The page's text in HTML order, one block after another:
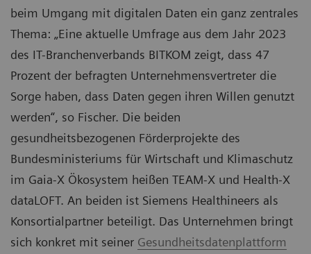
beim Umgang mit digitalen Daten ein ganz zentrales
Thema: „Eine aktuelle Umfrage aus dem Jahr 2023
des IT-Branchenverbands BITKOM zeigt, dass 47
Prozent der befragten Unternehmensvertreter die
Sorge haben, dass Daten gegen ihren Willen genutzt
werden“, so Fischer. Die beiden
gesundheitsbezogenen Förderprojekte des
Bundesministeriums für Wirtschaft und Klimaschutz
im Gaia-X Ökosystem heißen TEAM-X und Health-X
dataLOFT. An beiden ist Siemens Healthineers als
Konsortialpartner beteiligt. Das Unternehmen bringt
sich konkret mit seiner Gesundheitsdatenplattform